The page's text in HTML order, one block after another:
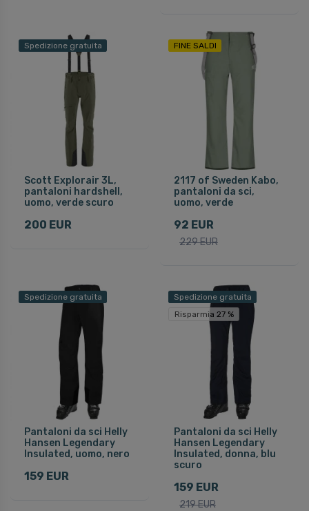
Spedizione gratuita
Scott Explorair 3L,
pantaloni hardshell,
uomo, verde scuro
200 EUR
FINE SALDI
2117 of Sweden Kabo,
pantaloni da sci,
uomo, verde
92 EUR
229 EUR
Spedizione gratuita
Pantaloni da sci Helly
Hansen Legendary
Insulated, uomo, nero
159 EUR
Spedizione gratuita
Risparmia 27 %
Pantaloni da sci Helly
Hansen Legendary
Insulated, donna, blu
scuro
159 EUR
219 EUR